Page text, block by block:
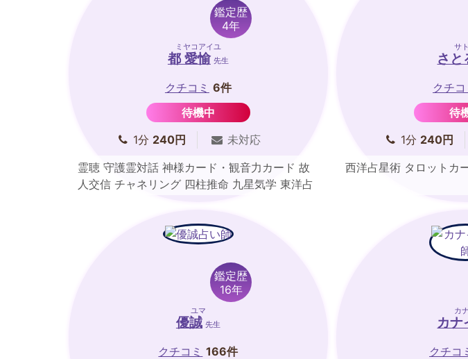
鑑定歴
4年
ミヤコアイユ
都 愛愉 先生
クチコミ 6件
待機中
1分 240円
未対応
霊聴 守護霊対話 神様カード・観音力カード 故
人交信 チャネリング 四柱推命 九星気学 東洋占
サ
さと
クチコ
待
1分 240円
西洋占星術 タロットカ
鑑定歴
16年
ユマ
優誠 先生
クチコミ 166件
カ
カナ
クチコ